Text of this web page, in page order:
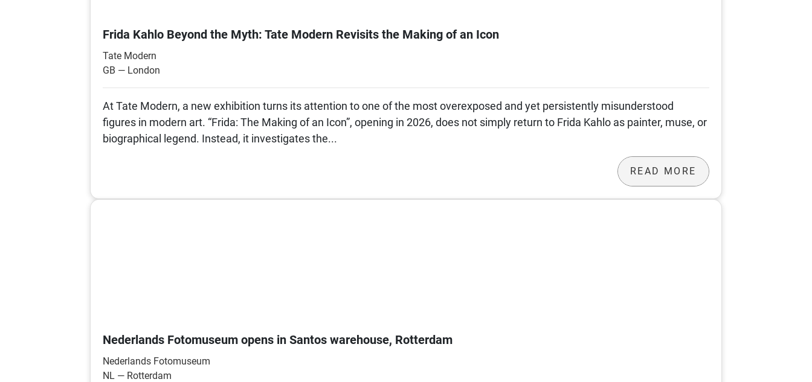
Frida Kahlo Beyond the Myth: Tate Modern Revisits the Making of an Icon
Tate Modern
GB — London
At Tate Modern, a new exhibition turns its attention to one of the most overexposed and yet persistently misunderstood
figures in modern art. “Frida: The Making of an Icon”, opening in 2026, does not simply return to Frida Kahlo as painter, muse, or
biographical legend. Instead, it investigates the...
READ MORE
Nederlands Fotomuseum opens in Santos warehouse, Rotterdam
Nederlands Fotomuseum
NL — Rotterdam